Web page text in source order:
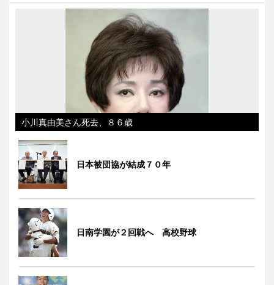
小川真由美さん死去、８６歳
日本被団協が結成７０年
日南学園が２回戦へ 高校野球